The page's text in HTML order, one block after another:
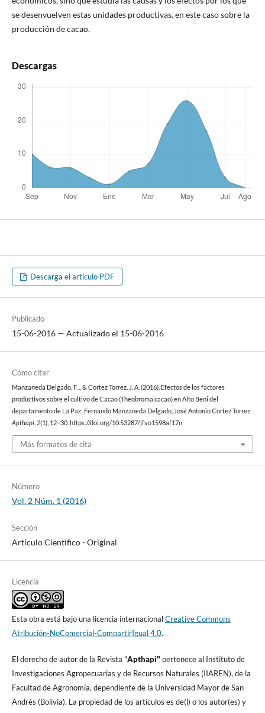
se desenvuelven estas unidades productivas, en este caso sobre la
producción de cacao.
Descargas
Descarga el artículo PDF
Publicado
15-06-2016 — Actualizado el 15-06-2016
Cómo citar
Manzaneda Delgado, F. ., & Cortez Torrez, J. A. (2016). Efectos de los factores
productivos sobre el cultivo de Cacao (Theobroma cacao) en Alto Beni del
departamento de La Paz: Fernando Manzaneda Delgado, José Antonio Cortez Torrez.
Apthapi, 2(1), 12–30. https://doi.org/10.53287/jfvo1598af17n
Más formatos de cita
Número
Vol. 2 Núm. 1 (2016)
Sección
Artículo Cientí­fico - Original
Licencia
Esta obra está bajo una licencia internacionalCreative Commons
Atribución-NoComercial-CompartirIgual 4.0.
El derecho de autor de la Revista "Apthapi" pertenece al Instituto de
Investigaciones Agropecuarias y de Recursos Naturales (IIAREN), de la
Facultad de Agronomí­a, dependiente de la Universidad Mayor de San
Andrés (Bolivia). La propiedad de los artí­culos es de(l) o los autor(es) y